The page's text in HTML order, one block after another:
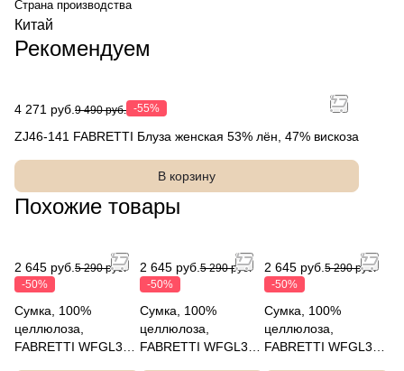
Страна производства
Китай
Рекомендуем
4 271 руб. 9 490 руб. -55%
ZJ46-141 FABRETTI Блуза женская 53% лён, 47% вискоза
В корзину
Похожие товары
2 645 руб. 5 290 руб.
-50%
Сумка, 100%
целлюлоза,
FABRETTI WFGL3-
2 645 руб.5 290 руб.
-50%
Сумка, 100%
целлюлоза,
FABRETTI WFGL3-
2 645 руб.5 290 руб.
-50%
Сумка, 100%
целлюлоза,
FABRETTI WFGL3-